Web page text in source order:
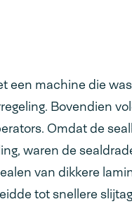
een machine die
Bovendien
Omdat de
waren de
van dikkere
tot snellere